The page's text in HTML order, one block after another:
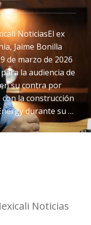
NoticiasEl ex
Jaime Bonilla
de marzo de 2026
la audiencia de
su contra por
la construcción
durante su …
Noticias